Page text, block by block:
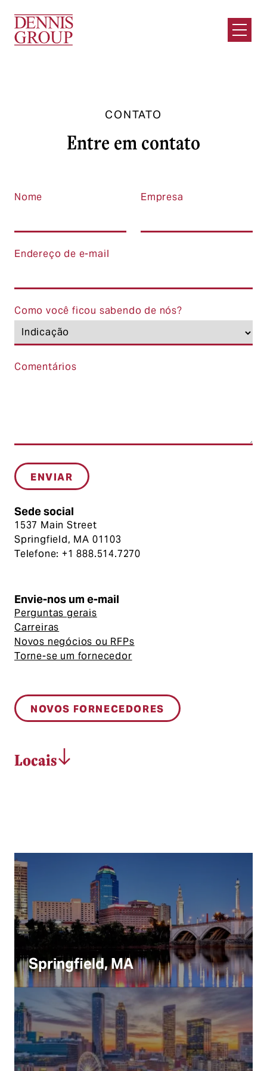
Abrir
Locais
Sede social
1537 Main Street
Springfield, MA 01103
Telefone: +1 888.514.7270
Envie-nos um e-mail
Perguntas gerais
Carreiras
Novos negócios ou RFPs
Torne-se um fornecedor
NOVOS FORNECEDORES
Nome Empresa
Endereço de e-mail
Como você ficou sabendo de nós?
Comentários
CONTATO
Entre em contato
Springfield, MA